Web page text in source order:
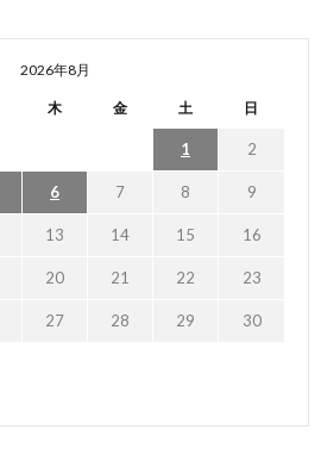
2026年8月
木 金 土 日
1 2
6 7 8 9
13 14 15 16
20 21 22 23
27 28 29 30